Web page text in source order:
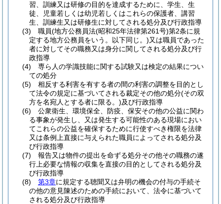
習、訓練又は研修の目的を達成するために、学生、生
徒、児童若しくは幼児若しくはこれらの保護者、講習
生、訓練生又は研修生に対してされる処分及び行政指導
(3)
職員(地方公務員法(昭和25年法律第261号)第2条に規
定する地方公務員をいう。以下同じ。)又は職員であった
者に対してその職務又は身分に関してされる処分及び行
政指導
(4)
専ら人の学識技能に関する試験又は検定の結果につい
ての処分
(5)
相反する利害を有する者の間の利害の調整を目的とし
て法令の規定に基づいてされる裁定その他の処分(その双
方を名宛人とする者に限る。)及び行政指導
(6)
公衆衛生、環境保全、防疫、保安その他の公益に関わ
る事象が発生し、又は発生する可能性のある現場におい
てこれらの公益を確保するために行使すべき権限を法律
又は条例上直接に与えられた職員によってされる処分及
び行政指導
(7)
報告又は物件の提出を命ずる処分その他その職務の遂
行上必要な情報の収集を直接の目的としてされる処分及
び行政指導
(8)
第3章に規定する聴聞又は弁明の機会の付与の手続そ
の他の意見陳述のための手続において、法令に基づいて
される処分及び行政指導